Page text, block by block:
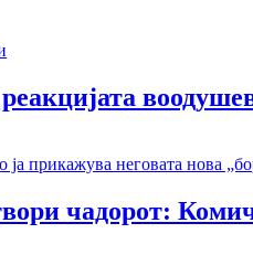
чадорот: